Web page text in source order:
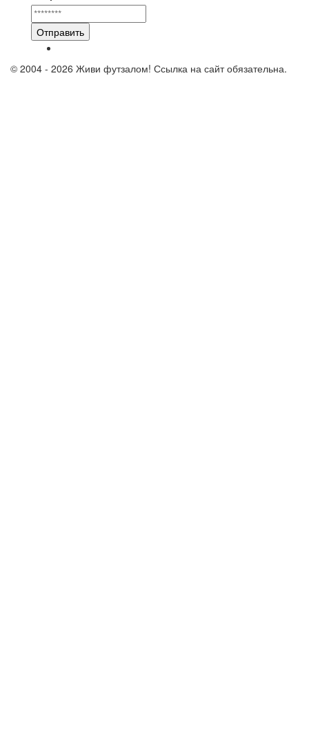
Отправить
© 2004 - 2026 Живи футзалом! Ссылка на сайт обязательна.